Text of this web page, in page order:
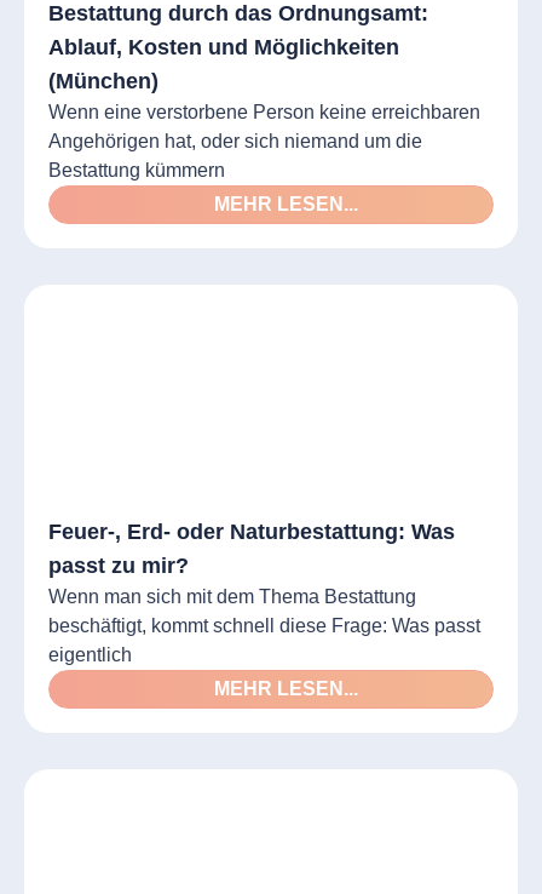
Bestattung durch das Ordnungsamt:
Ablauf, Kosten und Möglichkeiten
(München)
Wenn eine verstorbene Person keine erreichbaren
Angehörigen hat, oder sich niemand um die
Bestattung kümmern
MEHR LESEN...
Feuer-, Erd- oder Naturbestattung: Was
passt zu mir?
Wenn man sich mit dem Thema Bestattung
beschäftigt, kommt schnell diese Frage: Was passt
eigentlich
MEHR LESEN...